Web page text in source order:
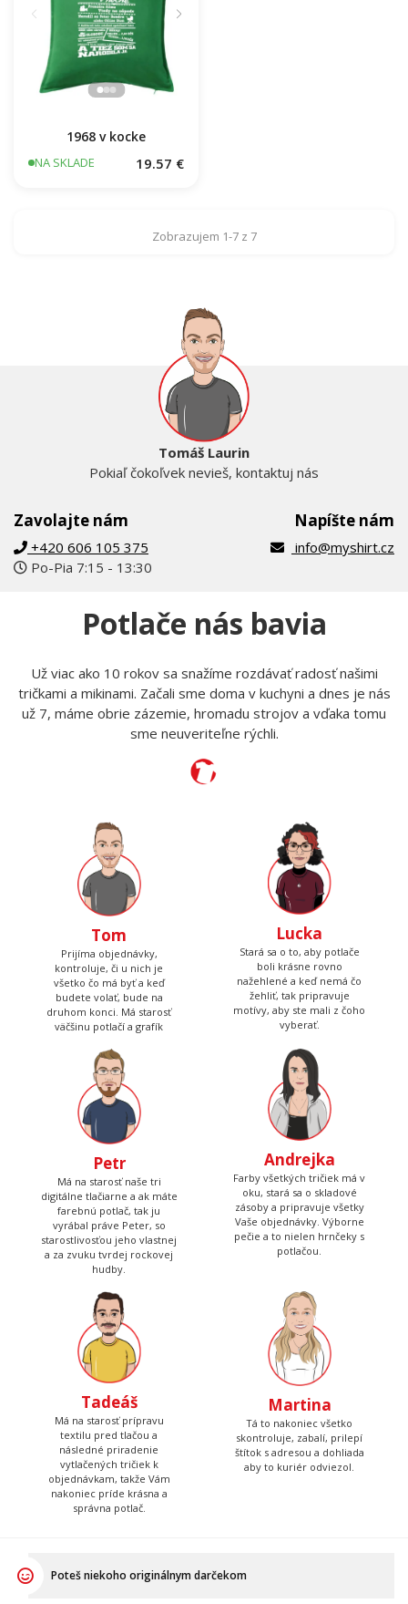
1968 v kocke
NA SKLADE 19.57 €
Zobrazujem 1-7 z 7
Zavolajte nám
+420 606 105 375
Po-Pia 7:15 - 13:30
Tomáš Laurin
Pokiaľ čokoľvek nevieš, kontaktuj nás
Napíšte nám
info@myshirt.cz
Potlače nás bavia
Už viac ako 10 rokov sa snažíme rozdávať radosť našimi
tričkami a mikinami. Začali sme doma v kuchyni a dnes je nás
už 7, máme obrie zázemie, hromadu strojov a vďaka tomu
sme neuveriteľne rýchli.
Tom
Prijíma objednávky,
kontroluje, či u nich je
všetko čo má byť a keď
budete volať, bude na
druhom konci. Má starosť
väčšinu potlačí a grafík
Lucka
Stará sa o to, aby potlače
boli krásne rovno
nažehlené a keď nemá čo
žehliť, tak pripravuje
motívy, aby ste mali z čoho
vyberať.
Petr
Má na starosť naše tri
digitálne tlačiarne a ak máte
farebnú potlač, tak ju
vyrábal práve Peter, so
starostlivosťou jeho vlastnej
a za zvuku tvrdej rockovej
hudby.
Andrejka
Farby všetkých tričiek má v
oku, stará sa o skladové
zásoby a pripravuje všetky
Vaše objednávky. Výborne
pečie a to nielen hrnčeky s
potlačou.
Tadeáš
Má na starosť prípravu
textilu pred tlačou a
následné priradenie
vytlačených tričiek k
objednávkam, takže Vám
nakoniec príde krásna a
správna potlač.
Martina
Tá to nakoniec všetko
skontroluje, zabalí, prilepí
štítok s adresou a dohliada
aby to kuriér odviezol.
Poteš niekoho originálnym darčekom